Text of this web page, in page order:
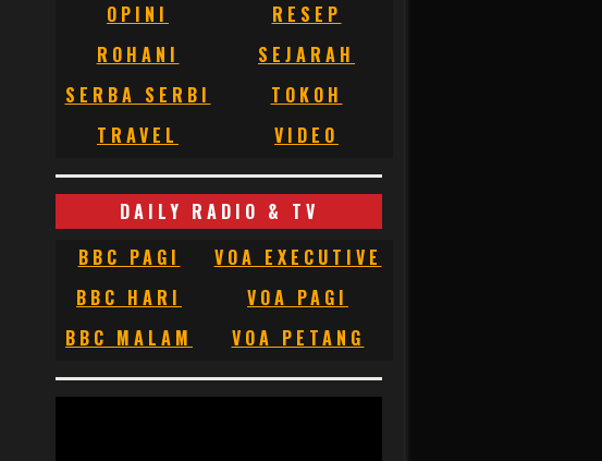
OPINI
RESEP
ROHANI
SEJARAH
SERBA SERBI
TOKOH
TRAVEL
VIDEO
DAILY RADIO & TV
BBC PAGI
VOA EXECUTIVE
BBC HARI
VOA PAGI
BBC MALAM
VOA PETANG